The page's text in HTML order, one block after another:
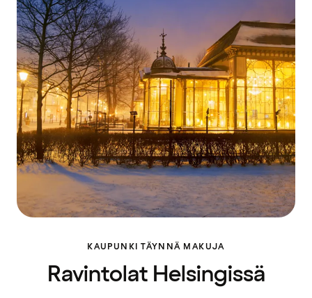
KAUPUNKI TÄYNNÄ MAKUJA
Ravintolat Helsingissä